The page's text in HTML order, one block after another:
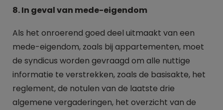
8. In geval van mede-eigendom
Als het onroerend goed deel uitmaakt van een
mede-eigendom, zoals bij appartementen, moet
de syndicus worden gevraagd om alle nuttige
informatie te verstrekken, zoals de basisakte, het
reglement, de notulen van de laatste drie
algemene vergaderingen, het overzicht van de